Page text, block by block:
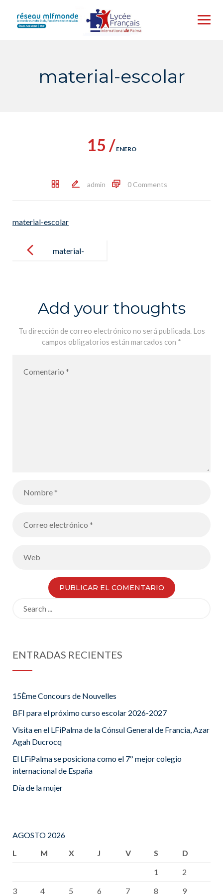
content
material-escolar
15 / ENERO
admin 0 Comments
material-escolar
navigation
material-
Add your thoughts
Tu dirección de correo electrónico no será publicada. Los
campos obligatorios están marcados con *
ENTRADAS RECIENTES
15Ème Concours de Nouvelles
BFI para el próximo curso escolar 2026-2027
Visita en el LFiPalma de la Cónsul General de Francia, Azar
Agah Ducrocq
El LFiPalma se posiciona como el 7º mejor colegio
internacional de España
Día de la mujer
AGOSTO 2026
L
M X J V S
D
1
2
3
4 5 6 7 8 9